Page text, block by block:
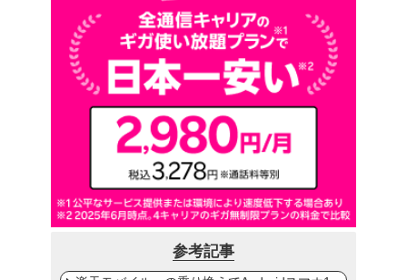
参考記事